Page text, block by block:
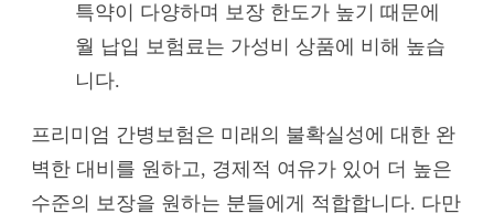
특약이 다양하며 보장 한도가 높기 때문에
월 납입 보험료는 가성비 상품에 비해 높습
니다.
프리미엄 간병보험은 미래의 불확실성에 대한 완
벽한 대비를 원하고, 경제적 여유가 있어 더 높은
수준의 보장을 원하는 분들에게 적합합니다. 다만